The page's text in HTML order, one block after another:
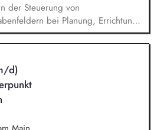
der Steuerung von
bei Planung, Errichtung
Wärme) sowie der elektrischen
Bewertung von
setzen wir auf
der von den
elektrischen
Entwicklungen der Konzeption
wird von dir begleitet. Du
der Ausschreibungen sowie die
d)